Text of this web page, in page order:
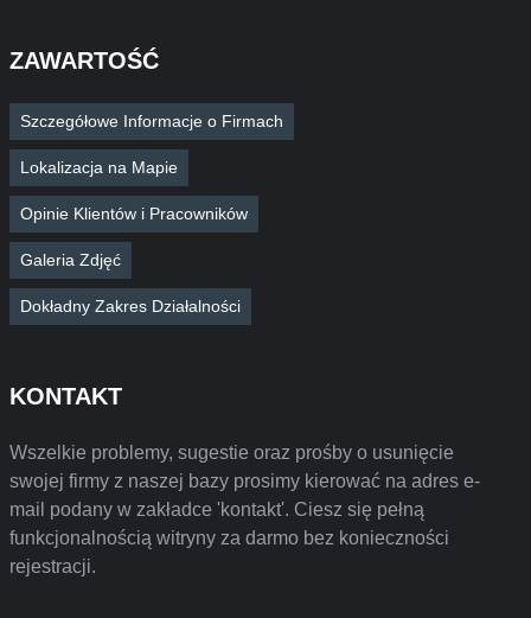
ZAWARTOŚĆ
Szczegółowe Informacje o Firmach
Lokalizacja na Mapie
Opinie Klientów i Pracowników
Galeria Zdjęć
Dokładny Zakres Działalności
KONTAKT
Wszelkie problemy, sugestie oraz prośby o usunięcie
swojej firmy z naszej bazy prosimy kierować na adres e-
mail podany w zakładce 'kontakt'. Ciesz się pełną
funkcjonalnością witryny za darmo bez konieczności
rejestracji.